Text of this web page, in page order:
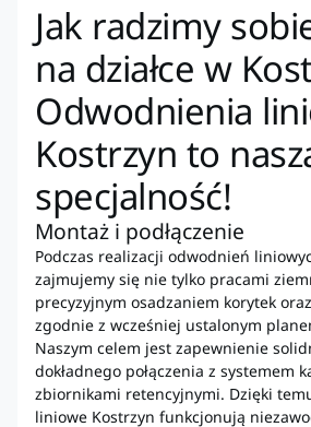
Jak radzimy
na działce w
Odwodnienia
Kostrzyn to
specjalność!
Montaż i podłączenie
Podczas realizacji odwodnień
zajmujemy się nie tylko pracami
precyzyjnym osadzaniem korytek
zgodnie z wcześniej ustalonym
Naszym celem jest zapewnienie
dokładnego połączenia z systemem
zbiornikami retencyjnymi. Dzięki
liniowe Kostrzyn funkcjonują